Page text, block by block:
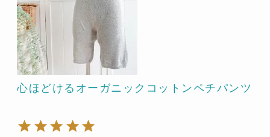
心ほどけるオーガニックコットンペチパンツ